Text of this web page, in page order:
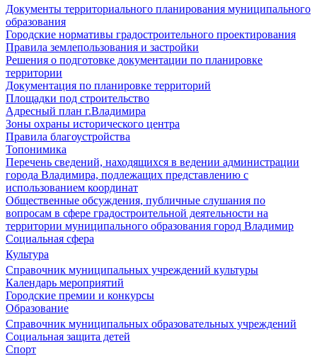
Документы территориального планирования муниципального
образования
Городские нормативы градостроительного проектирования
Правила землепользования и застройки
Решения о подготовке документации по планировке
территории
Документация по планировке территорий
Площадки под строительство
Адресный план г.Владимира
Зоны охраны исторического центра
Правила благоустройства
Топонимика
Перечень сведений, находящихся в ведении администрации
города Владимира, подлежащих представлению с
использованием координат
Общественные обсуждения, публичные слушания по
вопросам в сфере градостроительной деятельности на
территории муниципального образования город Владимир
Социальная сфера
Культура
Справочник муниципальных учреждений культуры
Календарь мероприятий
Городские премии и конкурсы
Образование
Справочник муниципальных образовательных учреждений
Социальная защита детей
Спорт